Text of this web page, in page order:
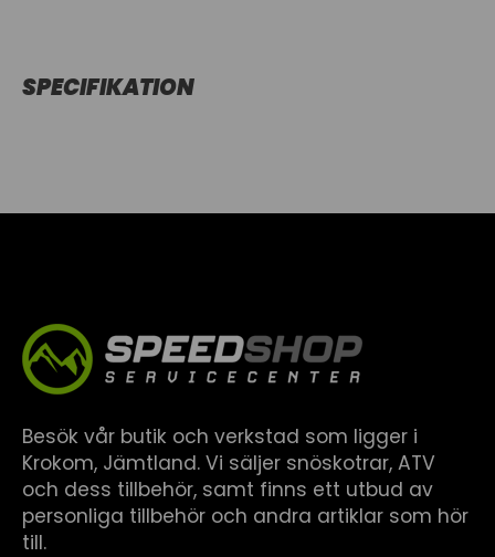
SPECIFIKATION
Besök vår butik och verkstad som ligger i
Krokom, Jämtland. Vi säljer snöskotrar, ATV
och dess tillbehör, samt finns ett utbud av
personliga tillbehör och andra artiklar som hör
till.